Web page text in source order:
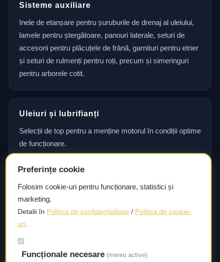
Sisteme auxiliare
Inele de etanșare pentru șuruburile de drenaj al uleiului,
lamele pentru ștergătoare, panouri laterale, seturi de
accesorii pentru plăcuțele de frână, garnituri pentru etrier
și seturi de rulmenți pentru roți, precum și simeringuri
pentru arborele cotit.
Uleiuri și lubrifianți
Selecții de top pentru a menține motorul în condiții optime
de funcționare.
Consultanță și asistență tehnică
Consultanță și asistență tehnică pentru alegerea pieselor
potrivite și efectuarea reparațiilor sau întreținerii corecte.
Livrare rapidă
Preferințe cookie
Folosim cookie-uri pentru funcționare, statistici și
marketing.
Detalii în Politica de confidențialitate / Politica de cookie-
uri.
Funcționale necesare (mereu active)